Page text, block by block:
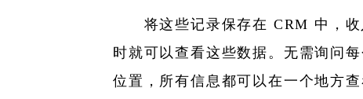
将这些记录保存在 CRM 中，
时就可以查看这些数据。无需询问
位置，所有信息都可以在一个地方查